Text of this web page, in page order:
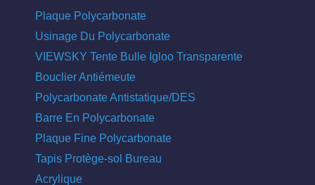
Plaque Polycarbonate
Usinage Du Polycarbonate
VIEWSKY Tente Bulle Igloo Transparente
Bouclier Antiémeute
Polycarbonate Antistatique/DES
Barre En Polycarbonate
Plaque Fine Polycarbonate
Tapis Protège-sol Bureau
Acrylique